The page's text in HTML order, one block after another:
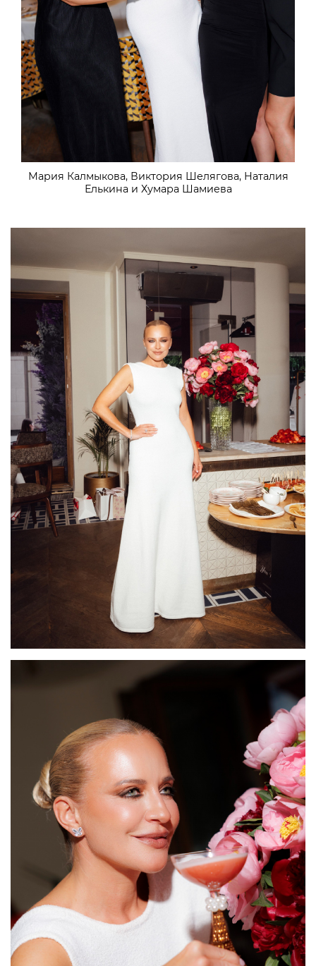
Мария Калмыкова, Виктория Шелягова, Наталия
Елькина и Хумара Шамиева